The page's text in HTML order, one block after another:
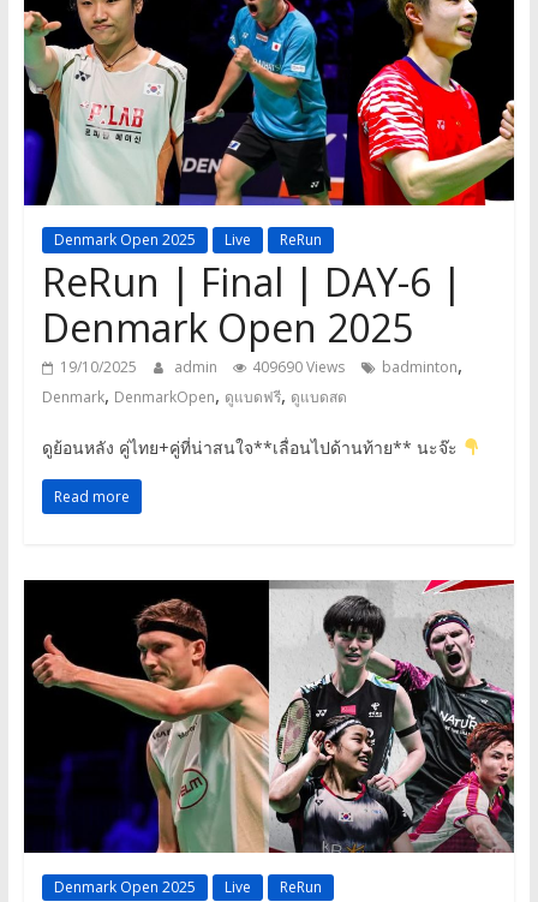
a
game,
It’s
my
life
Denmark Open 2025 Live ReRun
ReRun | Final | DAY-6 |
Denmark Open 2025
19/10/2025 admin 409690 Views badminton,
Denmark, DenmarkOpen, ดูแบดฟรี, ดูแบดสด
ดูย้อนหลัง คู่ไทย+คู่ที่น่าสนใจ**เลื่อนไปด้านท้าย** นะจ๊ะ
Read more
Denmark Open 2025 Live ReRun